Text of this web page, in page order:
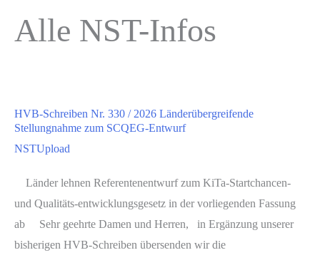
Alle NST-Infos
HVB-Schreiben Nr. 330 / 2026 Länderübergreifende
Stellungnahme zum SCQEG-Entwurf
NSTUpload
Länder lehnen Referentenentwurf zum KiTa-Startchancen-
und Qualitäts-entwicklungsgesetz in der vorliegenden Fassung
ab Sehr geehrte Damen und Herren, in Ergänzung unserer
bisherigen HVB-Schreiben übersenden wir die